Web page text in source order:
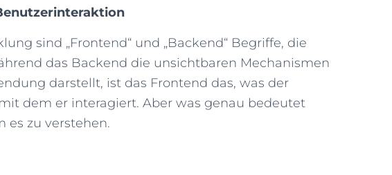
sind „Frontend“ und „Backend“ Begriffe, die
das Backend die unsichtbaren Mechanismen
darstellt, ist das Frontend das, was der
dem er interagiert. Aber was genau bedeutet
es zu verstehen.